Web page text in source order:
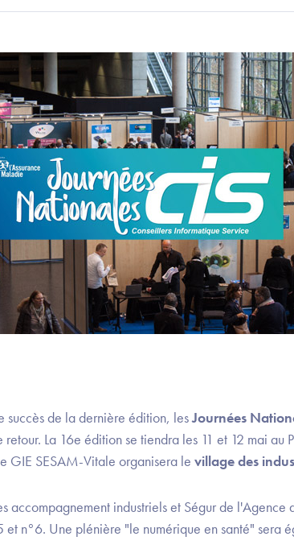
succès de la dernière édition, lesJournées
retour. La 16e édition se tiendra les 11 et 12 mai au
GIE SESAM-Vitale organisera le village des
accompagnement industriels et Ségur de l'Agence
et n°6. Une plénière "le numérique en santé" sera